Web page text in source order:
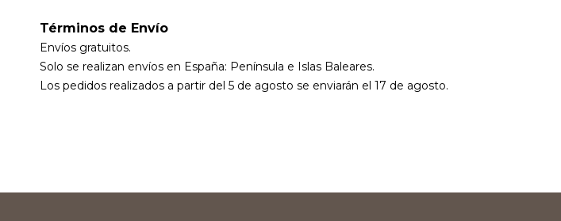
Términos de Envío
Envíos gratuitos.
Solo se realizan envíos en España: Península e Islas Baleares.
Los pedidos realizados a partir del 5 de agosto se enviarán el 17 de agosto.